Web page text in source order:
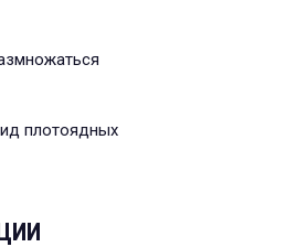
плотоядных